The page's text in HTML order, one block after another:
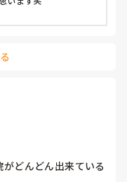
どんどん出来ている